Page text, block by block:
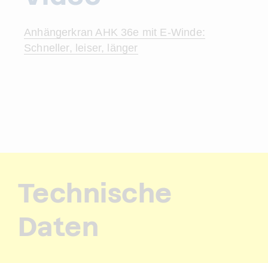
Anhängerkran AHK 36e mit E-Winde:
Schneller, leiser, länger
Technische
Daten